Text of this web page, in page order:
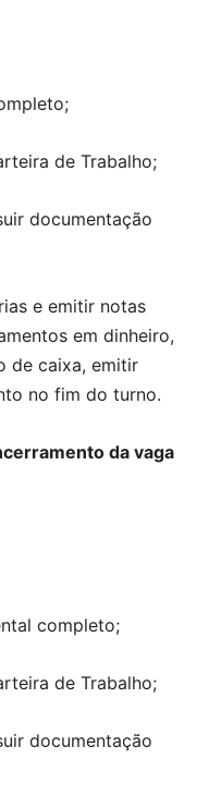
de Trabalho;
documentação
e emitir notas
em dinheiro,
de caixa, emitir
no fim do turno.
da vaga
completo;
de Trabalho;
documentação